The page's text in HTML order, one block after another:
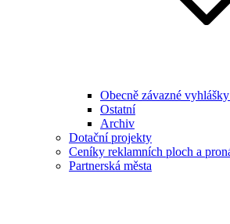
Obecně závazné
Ostatní
Archiv
Dotační projekty
Ceníky reklamních ploch a
Partnerská města